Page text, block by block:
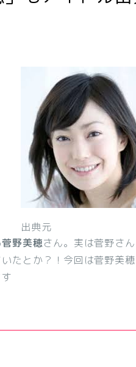
出典元
菅野美穂さん。実は菅野さ
たとか？！今回は菅野美